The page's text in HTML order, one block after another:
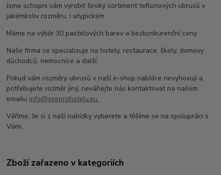
Jsme schopni vám vyrobit široký sortiment teflonových ubrusů v
jakémkoliv rozměru, i atypickém
Máme na výběr 30 pastelových barev a bezkonkurenční ceny.
Naše firma se specializuje na hotely, restaurace, školy, domovy
důchodců, nemocnice a další.
Pokud vám rozměry ubrusů v naší e-shop nabídce nevyhovují a
potřebujete rozměr jiný, neváhejte nás kontaktovat na našem
emailu info@vseprohotely.eu
Věříme, že si z naší nabídky vyberete a těšíme se na spolupráci s
Vámi.
Zboží zařazeno v kategoriích